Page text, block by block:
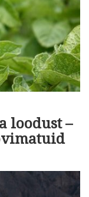
loodust –